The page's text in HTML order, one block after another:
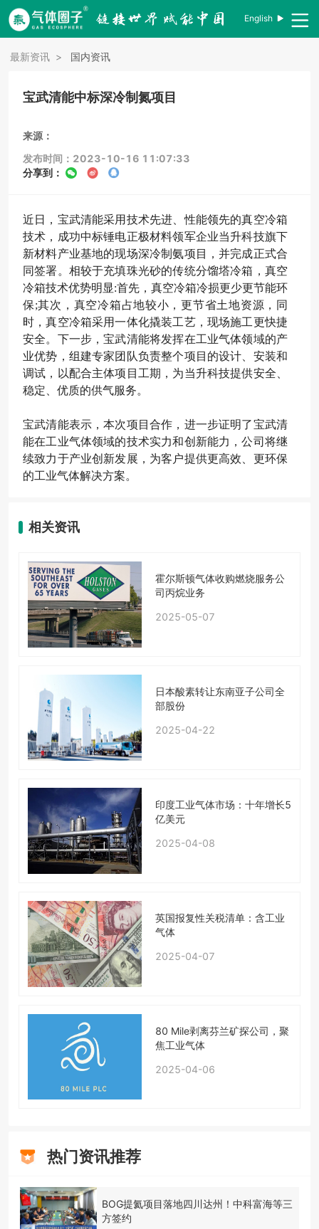
English
最新资讯 > 国内资讯
宝武清能中标深冷制氮项目
来源：
发布时间：2023-10-16 11:07:33
分享到：
近日，宝武清能采用技术先进、性能领先的真空冷箱
技术，成功中标锤电正极材料领军企业当升科技旗下
新材料产业基地的现场深冷制氨项目，并完成正式合
同签署。相较于充填珠光砂的传统分馏塔冷箱，真空
冷箱技术优势明显:首先，真空冷箱冷损更少更节能环
保;其次，真空冷箱占地较小，更节省土地资源，同
时，真空冷箱采用一体化撬装工艺，现场施工更快捷
安全。下一步，宝武清能将发挥在工业气体领域的产
业优势，组建专家团队负责整个项目的设计、安装和
调试，以配合主体项目工期，为当升科技提供安全、
稳定、优质的供气服务。
宝武清能表示，本次项目合作，进一步证明了宝武清
能在工业气体领域的技术实力和创新能力，公司将继
续致力于产业创新发展，为客户提供更高效、更环保
的工业气体解决方案。
相关资讯
霍尔斯顿气体收购燃烧服务公
司丙烷业务
2025-05-07
日本酸素转让东南亚子公司全
部股份
2025-04-22
印度工业气体市场：十年增长5
亿美元
2025-04-08
英国报复性关税清单：含工业
气体
2025-04-07
80 Mile剥离芬兰矿探公司，聚
焦工业气体
2025-04-06
热门资讯推荐
BOG提氦项目落地四川达州！中科富海等三
方签约